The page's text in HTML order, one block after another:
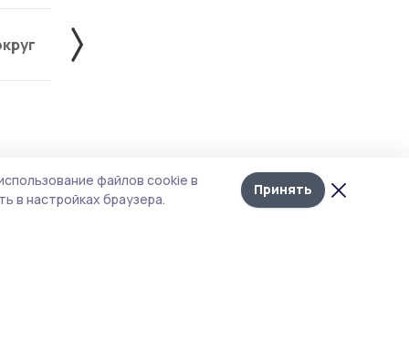
Лента
новостей
Жердевский округ
файлов cookie в
в настройках браузера.
Принять